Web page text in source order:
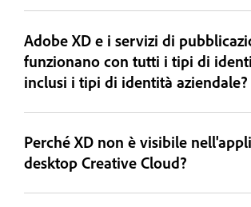
Adobe XD e i servizi di
funzionano con tutti i tipi di
inclusi i tipi di identità aziendale?
Perché XD non è visibile
desktop Creative Cloud?